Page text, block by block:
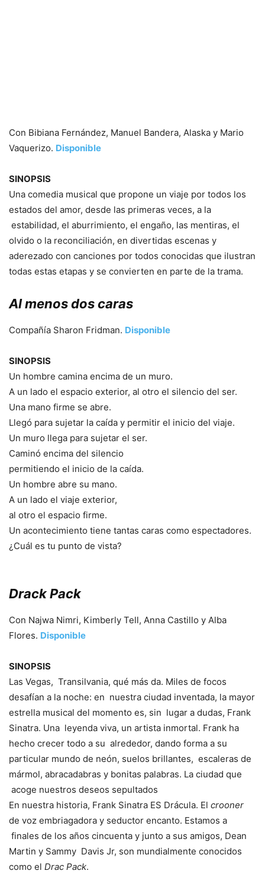
Con Bibiana Fernández, Manuel Bandera, Alaska y Mario
Vaquerizo. Disponible
SINOPSIS
Una comedia musical que propone un viaje por todos los
estados del amor, desde las primeras veces, a la
estabilidad, el aburrimiento, el engaño, las mentiras, el
olvido o la reconciliación, en divertidas escenas y
aderezado con canciones por todos conocidas que ilustran
todas estas etapas y se convierten en parte de la trama.
Al menos dos caras
Compañía Sharon Fridman. Disponible
SINOPSIS
Un hombre camina encima de un muro.
A un lado el espacio exterior, al otro el silencio del ser.
Una mano firme se abre.
Llegó para sujetar la caída y permitir el inicio del viaje.
Un muro llega para sujetar el ser.
Caminó encima del silencio
permitiendo el inicio de la caída.
Un hombre abre su mano.
A un lado el viaje exterior,
al otro el espacio firme.
Un acontecimiento tiene tantas caras como espectadores.
¿Cuál es tu punto de vista?
Drack Pack
Con Najwa Nimri, Kimberly Tell, Anna Castillo y Alba
Flores. Disponible
SINOPSIS
Las Vegas, Transilvania, qué más da. Miles de focos
desafían a la noche: en nuestra ciudad inventada, la mayor
estrella musical del momento es, sin lugar a dudas, Frank
Sinatra. Una leyenda viva, un artista inmortal. Frank ha
hecho crecer todo a su alrededor, dando forma a su
particular mundo de neón, suelos brillantes, escaleras de
mármol, abracadabras y bonitas palabras. La ciudad que
acoge nuestros deseos sepultados
En nuestra historia, Frank Sinatra ES Drácula. El crooner
de voz embriagadora y seductor encanto. Estamos a
finales de los años cincuenta y junto a sus amigos, Dean
Martin y Sammy Davis Jr, son mundialmente conocidos
como el Drac Pack.